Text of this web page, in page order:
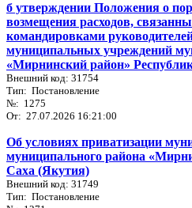
б утверждении Положения о
возмещения расходов,
командировками
муниципальных учреждений
«Мирнинский район»
Внешний код: 31754
Тип: Постановление
№: 1275
От: 27.07.2026 16:21:00
Об условиях приватизации
муниципального района
Саха (Якутия)
Внешний код: 31749
Тип: Постановление